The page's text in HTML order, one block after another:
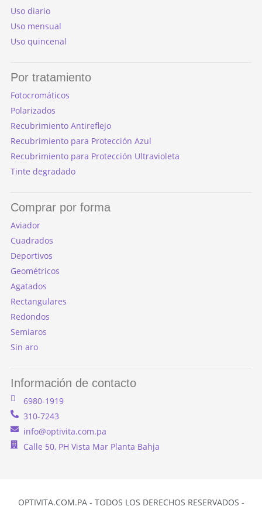
Uso diario
Uso mensual
Uso quincenal
Por tratamiento
Fotocromáticos
Polarizados
Recubrimiento Antireflejo
Recubrimiento para Protección Azul
Recubrimiento para Protección Ultravioleta
Tinte degradado
Comprar por forma
Aviador
Cuadrados
Deportivos
Geométricos
Agatados
Rectangulares
Redondos
Semiaros
Sin aro
Información de contacto
6980-1919
310-7243
info@optivita.com.pa
Calle 50, PH Vista Mar Planta Bahja
OPTIVITA.COM.PA - TODOS LOS DERECHOS RESERVADOS -